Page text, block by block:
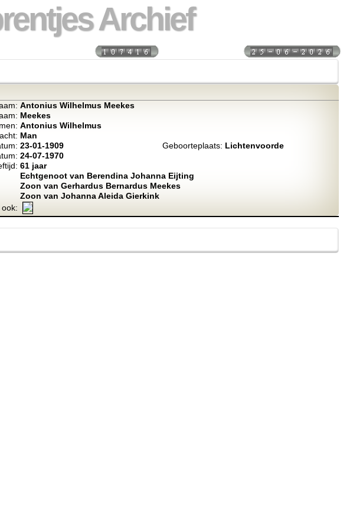
Archief
Antonius Wilhelmus Meekes
Meekes
Antonius Wilhelmus
Man
23-01-1909 Geboorteplaats: Lichtenvoorde
24-07-1970
61 jaar
Echtgenoot van Berendina Johanna Eijting
Zoon van Gerhardus Bernardus Meekes
Zoon van Johanna Aleida Gierkink